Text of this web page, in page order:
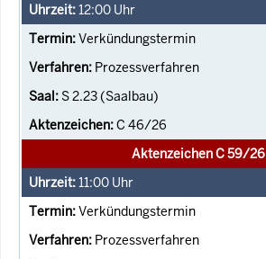
12:00 Uhr
Verkündungstermin
Prozessverfahren
S 2.23 (Saalbau)
C 46/26
Aktenzeichen C 59/26
11:00 Uhr
Verkündungstermin
Prozessverfahren